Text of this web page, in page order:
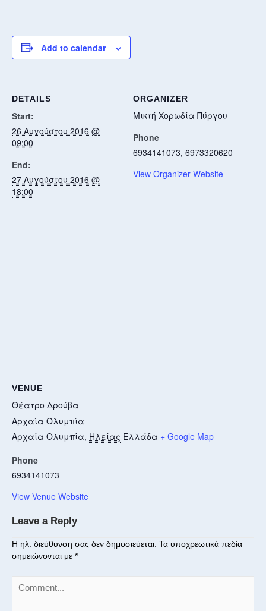
Add to calendar
DETAILS
Start:
26 Αυγούστου 2016 @
09:00
End:
27 Αυγούστου 2016 @
18:00
ORGANIZER
Μικτή Χορωδία Πύργου
Phone
6934141073, 6973320620
View Organizer Website
VENUE
Θέατρο Δρούβα
Αρχαία Ολυμπία
Αρχαία Ολυμπία, Ηλείας Ελλάδα + Google Map
Phone
6934141073
View Venue Website
Leave a Reply
Η ηλ. διεύθυνση σας δεν δημοσιεύεται. Τα υποχρεωτικά πεδία
σημειώνονται με *